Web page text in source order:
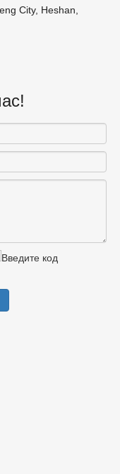
City, Heshan,